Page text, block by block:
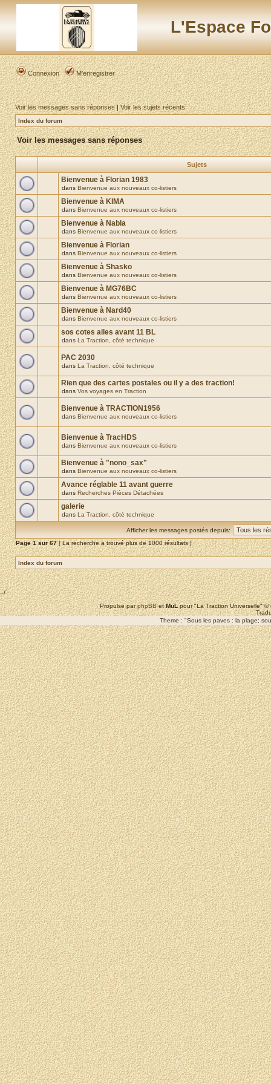
L'Espace
Connexion M’enregistrer
Voir les messages sans réponses|Voir les sujets récents
Index du forum
Voir les messages sans réponses
Sujets
Bienvenue à Florian 1983
dans Bienvenue aux nouveaux co-listiers
Bienvenue à KIMA
dans Bienvenue aux nouveaux co-listiers
Bienvenue à Nabla
dans Bienvenue aux nouveaux co-listiers
Bienvenue à Florian
dans Bienvenue aux nouveaux co-listiers
Bienvenue à Shasko
dans Bienvenue aux nouveaux co-listiers
Bienvenue à MG76BC
dans Bienvenue aux nouveaux co-listiers
Bienvenue à Nard40
dans Bienvenue aux nouveaux co-listiers
sos cotes ailes avant 11 BL
dans La Traction, côté technique
PAC 2030
dans La Traction, côté technique
Rien que des cartes postales ou il y a des traction!
dans Vos voyages en Traction
Bienvenue à TRACTION1956
dans Bienvenue aux nouveaux co-listiers
Bienvenue à TracHDS
dans Bienvenue aux nouveaux co-listiers
Bienvenue à "nono_sax"
dans Bienvenue aux nouveaux co-listiers
Avance réglable 11 avant guerre
dans Recherches Pièces Détachées
galerie
dans La Traction, côté technique
Afficher les messages postés depuis:
Page1sur67[ La recherche a trouvé plus de 1000 résultats ]
Index du forum
--/
Propulse parphpBBetMuLpour "La Traction Universelle"
Theme : "Sous les paves : la plage;